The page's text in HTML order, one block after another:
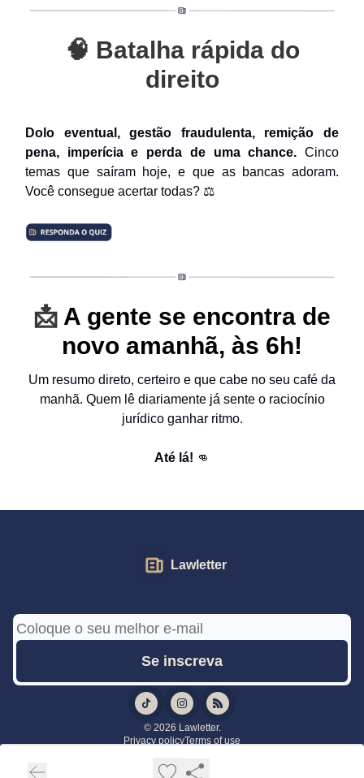
🧠 Batalha rápida do
direito
Dolo eventual, gestão fraudulenta, remição de
pena, imperícia e perda de uma chance. Cinco
temas que saíram hoje, e que as bancas adoram.
Você consegue acertar todas? ⚖️
📩 A gente se encontra de
novo amanhã, às 6h!
Um resumo direto, certeiro e que cabe no seu café da
manhã. Quem lê diariamente já sente o raciocínio
jurídico ganhar ritmo.
Até lá! 👊
Lawletter
© 2026 Lawletter.
Privacy policyTerms of use
Powered by beehiiv